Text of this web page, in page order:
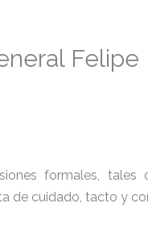
Felipe
formales, tales
de cuidado, tacto y